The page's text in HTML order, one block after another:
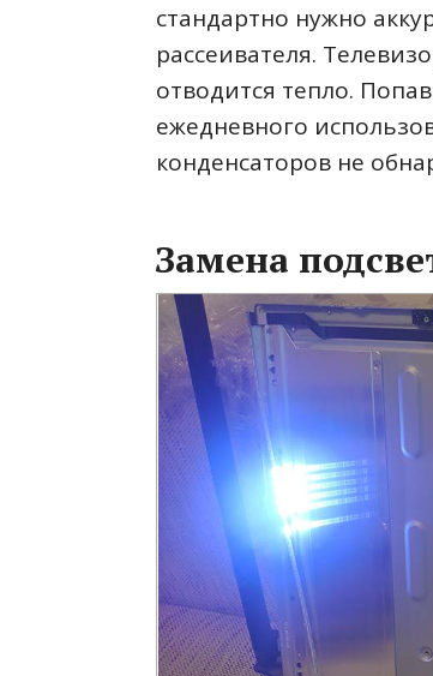
стандартно нужно
рассеивателя.
отводится тепло.
ежедневного
конденсаторов не
Замена